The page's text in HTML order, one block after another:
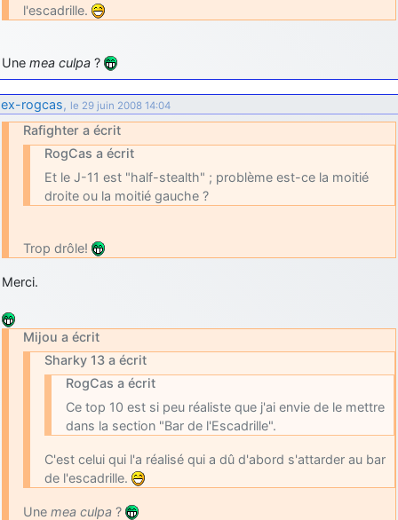
l'escadrille.
Une mea culpa ?
ex-rogcas, le 29 juin 2008 14:04
Rafighter a écrit
RogCas a écrit
Et le J-11 est "half-stealth" ; problème est-ce la moitié
droite ou la moitié gauche ?
Trop drôle!
Merci.
Mijou a écrit
Sharky 13 a écrit
RogCas a écrit
Ce top 10 est si peu réaliste que j'ai envie de le mettre
dans la section "Bar de l'Escadrille".
C'est celui qui l'a réalisé qui a dû d'abord s'attarder au bar
de l'escadrille.
Une mea culpa ?